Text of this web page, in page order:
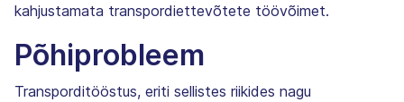
kahjustamata transpordiettevõtete töövõimet.
Põhiprobleem
Transporditööstus, eriti sellistes riikides nagu